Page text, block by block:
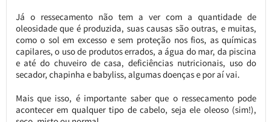
Já o ressecamento não tem a ver com a quantidade de
oleosidade que é produzida, suas causas são outras, e muitas,
como o sol em excesso e sem proteção nos fios, as químicas
capilares, o uso de produtos errados, a água do mar, da piscina
e até do chuveiro de casa, deficiências nutricionais, uso do
secador, chapinha e babyliss, algumas doenças e por aí vai.
Mais que isso, é importante saber que o ressecamento pode
acontecer em qualquer tipo de cabelo, seja ele oleoso (sim!),